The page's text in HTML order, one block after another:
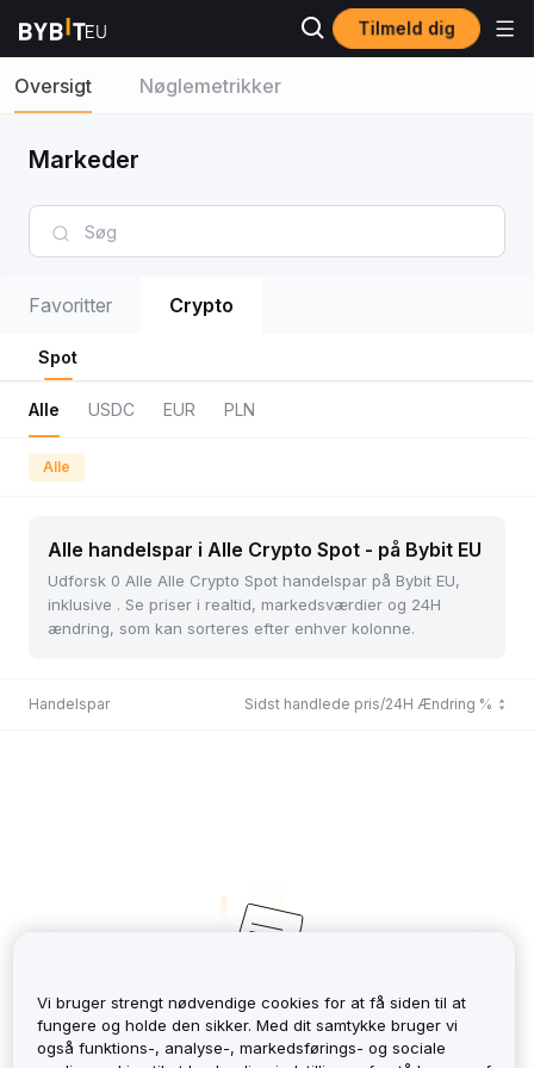
Tilmeld dig
Oversigt Nøglemetrikker
Markeder
Favoritter Crypto
Spot
Alle USDC EUR PLN
Alle
Alle handelspar i Alle Crypto Spot - på Bybit EU
Udforsk 0 Alle Alle Crypto Spot handelspar på Bybit EU,
inklusive . Se priser i realtid, markedsværdier og 24H
ændring, som kan sorteres efter enhver kolonne.
Handelspar Sidst handlede pris/24H Ændring %
No Records
Vi bruger strengt nødvendige cookies for at få siden til at
fungere og holde den sikker. Med dit samtykke bruger vi
også funktions-, analyse-, markedsførings- og sociale